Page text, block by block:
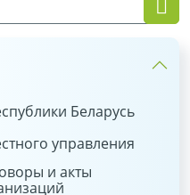
Беларусь
управления
и акты